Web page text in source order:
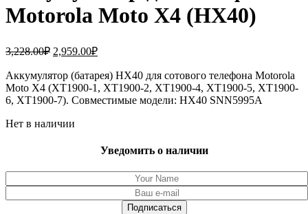
Motorola Moto X4 (HX40)
3,228.00₽ Первоначальная
составляла
3,228.00₽.
2,959.00₽Текущая
2,959.00₽.
Аккумулятор (батарея) HX40 для сотового телефона Motorola
Moto X4 (XT1900-1, XT1900-2, XT1900-4, XT1900-5, XT1900-
6, XT1900-7). Совместимые модели: HX40 SNN5995A
Нет в наличии
Уведомить о наличии